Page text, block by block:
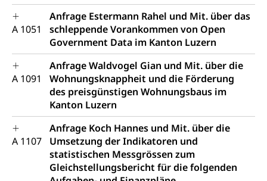
A 1051
Anfrage Estermann Rahel und Mit. über das
schleppende Vorankommen von Open
Government Data im Kanton Luzern
A 1091
Anfrage Waldvogel Gian und Mit. über die
Wohnungsknappheit und die Förderung
des preisgünstigen Wohnungsbaus im
Kanton Luzern
A 1107
Anfrage Koch Hannes und Mit. über die
Umsetzung der Indikatoren und
statistischen Messgrössen zum
Gleichstellungsbericht für die folgenden